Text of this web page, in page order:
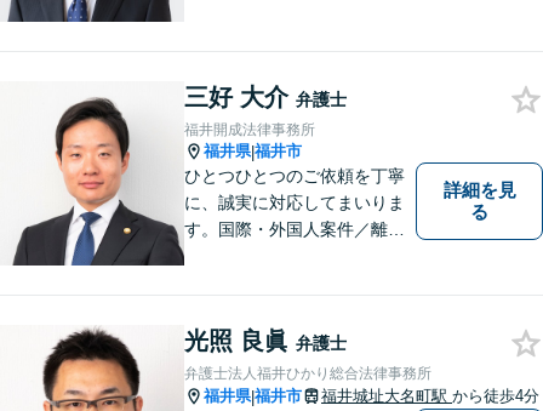
お気軽にご相談ください。
【法テラス利用可】【完全個
室】【夜間・休日面談可】
三好 大介 弁護士
福井開成法律事務所
福井県|福井市
ひとつひとつのご依頼を丁寧
に、誠実に対応してまいりま
す。国際・外国人案件／離
故／刑事弁護・犯罪被害者な
ど、幅広く対応可能。お気軽
にご相談ください。
詳細を見
る
光照 良眞 弁護士
弁護士法人福井ひかり総合法律事務所
福井県|福井市 福井城址大名町駅 から徒歩4分